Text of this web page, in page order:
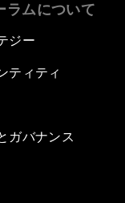
ラムについて
ジー
ティティ
ガバナンス